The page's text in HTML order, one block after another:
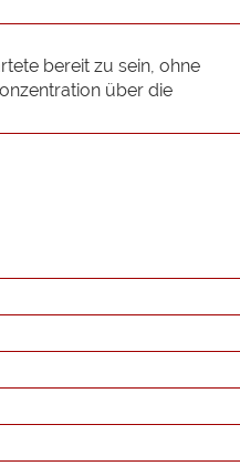
bereit zu sein, ohne
über die